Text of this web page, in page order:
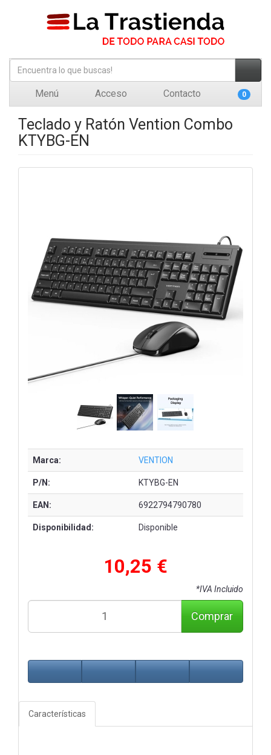
Menú Acceso Contacto 0
Teclado y Ratón Vention Combo
KTYBG-EN
Marca: VENTION
P/N: KTYBG-EN
EAN: 6922794790780
Disponibilidad: Disponible
10,25 €
*IVA Incluido
Comprar
Características